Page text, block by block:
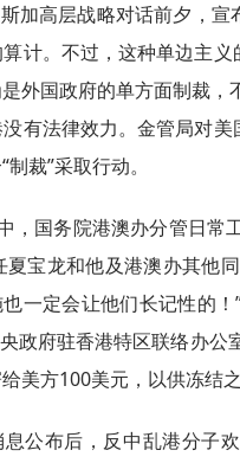
高层战略对话前夕，宣
计。不过，这种单边主义
外国政府的单方面制裁
有法律效力。金管局对美
裁”采取行动。
，国务院港澳办分管日常
宝龙和他及港澳办其他
一定会让他们长记性的
政府驻香港特区联络办
美方100美元，以供冻结之
公布后，反中乱港分子